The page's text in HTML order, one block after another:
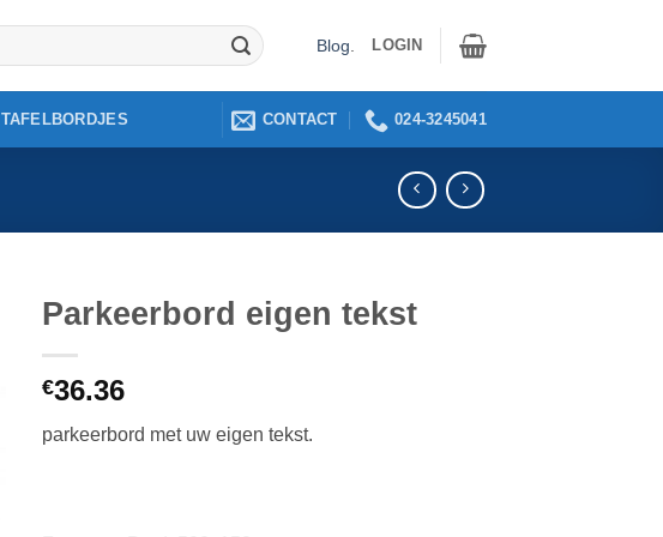
Blog LOGIN
TAFELBORDJES CONTACT 024-3245041
Parkeerbord eigen tekst
€36.36
parkeerbord met uw eigen tekst.